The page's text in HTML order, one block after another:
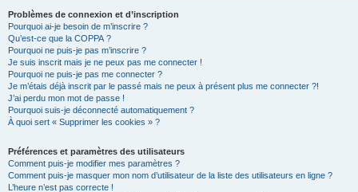
Problèmes de connexion et d’inscription
Pourquoi ai-je besoin de m’inscrire ?
Qu’est-ce que la COPPA ?
Pourquoi ne puis-je pas m’inscrire ?
Je suis inscrit mais je ne peux pas me connecter !
Pourquoi ne puis-je pas me connecter ?
Je m’étais déjà inscrit par le passé mais ne peux à présent plus me connecter ?!
J’ai perdu mon mot de passe !
Pourquoi suis-je déconnecté automatiquement ?
À quoi sert « Supprimer les cookies » ?
Préférences et paramètres des utilisateurs
Comment puis-je modifier mes paramètres ?
Comment puis-je masquer mon nom d’utilisateur de la liste des utilisateurs en ligne ?
L’heure n’est pas correcte !